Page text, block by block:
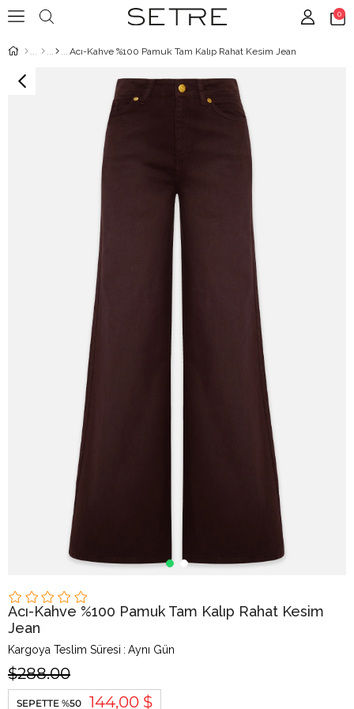
0
Acı-Kahve %100 Pamuk Tam Kalıp Rahat Kesim Jean
Acı-Kahve %100 Pamuk Tam Kalıp Rahat Kesim
Jean
Kargoya Teslim Süresi : Aynı Gün
$288.00
SEPETTE %50 144,00 $